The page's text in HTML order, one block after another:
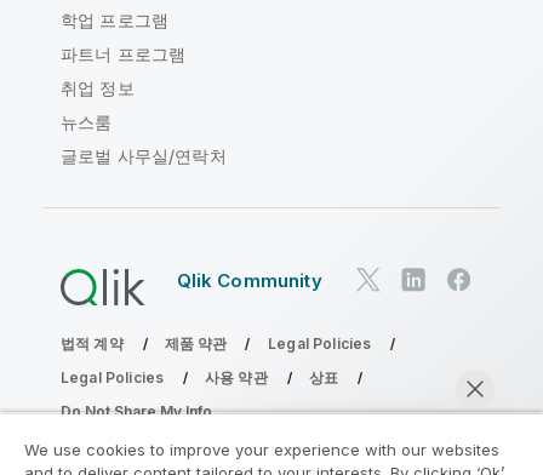
학업 프로그램
파트너 프로그램
취업 정보
뉴스룸
글로벌 사무실/연락처
Qlik Community
법적 계약 제품 약관
Legal Policies
Legal Policies
사용 약관
상표
Do Not Share My Info
Copyright © 1993-2026 QlikTech International AB. 무단 전재
및 복제를 금합니다.
We use cookies to improve your experience with our websites